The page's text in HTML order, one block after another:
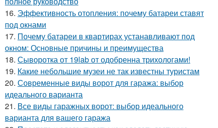
16. Эффективность отопления: почему батареи ставят
под окнами
17. Почему батареи в квартирах устанавливают под
окном: Основные причины и преимущества
18. Сыворотка от 19lab от одобренна трихологами!
19. Какие небольшие музеи не так известны туристам
20. Современные виды ворот для гаража: выбор
идеального варианта
21. Все виды гаражных ворот: выбор идеального
варианта для вашего гаража